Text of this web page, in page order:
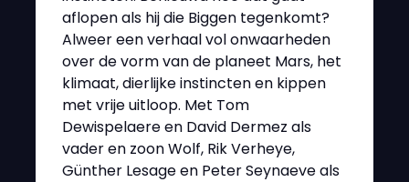
aflopen als hij die Biggen tegenkomt?
Alweer een verhaal vol onwaarheden
over de vorm van de planeet Mars, het
klimaat, dierlijke instincten en kippen
met vrije uitloop. Met Tom
Dewispelaere en David Dermez als
vader en zoon Wolf, Rik Verheye,
Günther Lesage en Peter Seynaeve als